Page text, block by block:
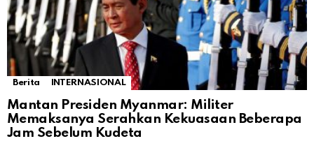
Berita INTERNASIONAL
Mantan Presiden Myanmar: Militer
Memaksanya Serahkan Kekuasaan Beberapa
Jam Sebelum Kudeta